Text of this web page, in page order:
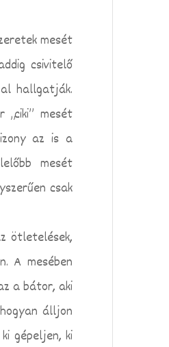
mesét
csivitelő
hallgatják.
„ciki” mesét
az is a
mesét
csak
ötletelések,
A mesében
a bátor, aki
álljon
gépeljen, ki